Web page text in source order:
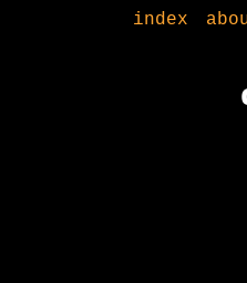
index